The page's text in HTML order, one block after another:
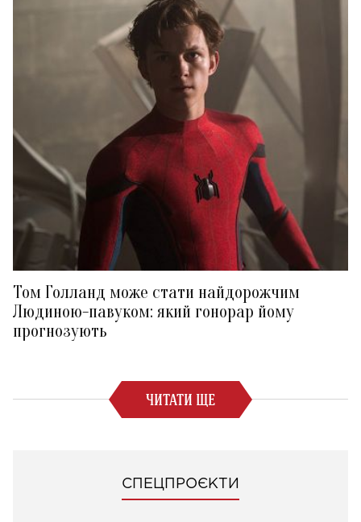
Том Голланд може стати найдорожчим
Людиною-павуком: який гонорар йому
прогнозують
ЧИТАТИ ЩЕ
СПЕЦПРОЄКТИ